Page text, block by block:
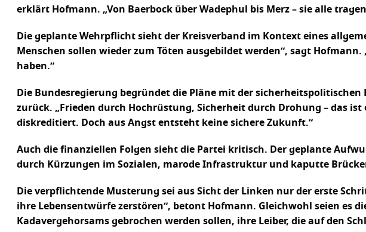
erklärt Hofmann. „Von Baerbock über Wadephul bis Merz – sie alle
Die geplante Wehrpflicht sieht der Kreisverband im Kontext eines
Menschen sollen wieder zum Töten ausgebildet werden“, sagt
haben.“
Die Bundesregierung begründet die Pläne mit der
zurück. „Frieden durch Hochrüstung, Sicherheit durch Drohung – das
diskreditiert. Doch aus Angst entsteht keine sichere Zukunft.“
Auch die finanziellen Folgen sieht die Partei kritisch. Der geplante
durch Kürzungen im Sozialen, marode Infrastruktur und kaputte
Die verpflichtende Musterung sei aus Sicht der Linken nur der erste
ihre Lebensentwürfe zerstören“, betont Hofmann. Gleichwohl seien es
Kadavergehorsams gebrochen werden sollen, ihre Leiber, die auf den